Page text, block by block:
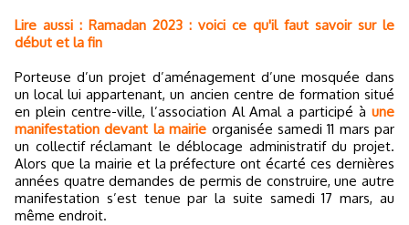
Lire aussi : Ramadan 2023 : voici ce qu'il faut savoir sur le
début et la fin
Porteuse d’un projet d’aménagement d’une mosquée dans
un local lui appartenant, un ancien centre de formation situé
en plein centre-ville, l’association Al Amal a participé à une
manifestation devant la mairie organisée samedi 11 mars par
un collectif réclamant le déblocage administratif du projet.
Alors que la mairie et la préfecture ont écarté ces dernières
années quatre demandes de permis de construire, une autre
manifestation s’est tenue par la suite samedi 17 mars, au
même endroit.